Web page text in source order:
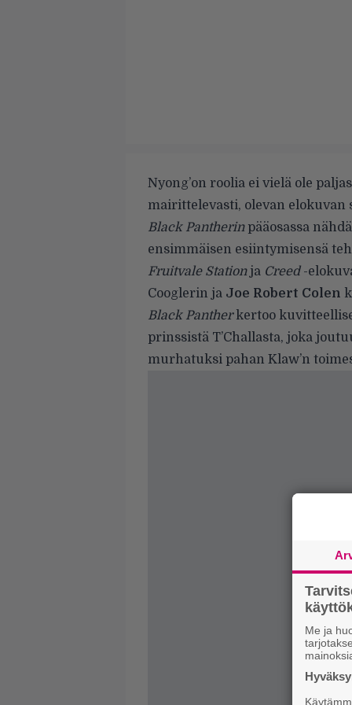
Nyong’on roolia ei vielä ole
mairittelevasti, olevan elokuvan
Black Pantherinpääosassa
ensimmäisen esiintymisensä
Fruitvale Stationja Creed-
Cooglerin ja Joe Robert Colen
Black Pantherkertoo
prinssistä T’Challasta, joka
murhatuksi pahan Klaw’n
Me ja